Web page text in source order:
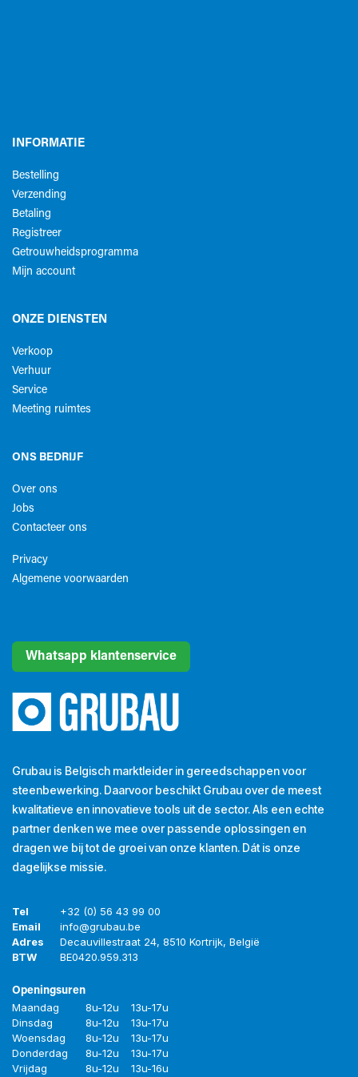
INFORMATIE
Bestelling
Verzending
Betaling
Registreer
Getrouwheidsprogramma
Mijn account
ONZE DIENSTEN
Verkoop
Verhuur
Service
Meeting ruimtes
ONS BEDRIJF
Over ons
Jobs
Contacteer ons
Privacy
Algemene voorwaarden​
Whatsapp klantenservice
Grubau is Belgisch marktleider in gereedschappen voor
steenbewerking. Daarvoor beschikt Grubau over de meest
kwalitatieve en innovatieve tools uit de sector. Als een echte
partner denken we mee over passende oplossingen en
dragen we bij tot de groei van onze klanten. Dát is onze
dagelijkse missie.
Tel
+32 (0) 56 43 99 00
Email
info@grubau.be
Adres
Decauvillestraat 24, 8510 Kortrijk, België
BTW
BE0420.959.313
Openingsuren
Maandag 8u-12u
13u-17u
Dinsdag
8u-12u
13u-17u
Woensdag
8u-12u
13u-17u
Donderdag
8u-12u
13u-17u
Vrijdag
8u-12u 13u-16u